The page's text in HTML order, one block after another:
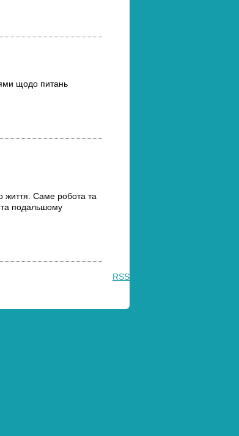
щодо питань
життя. Саме робота та
подальшому
RSS